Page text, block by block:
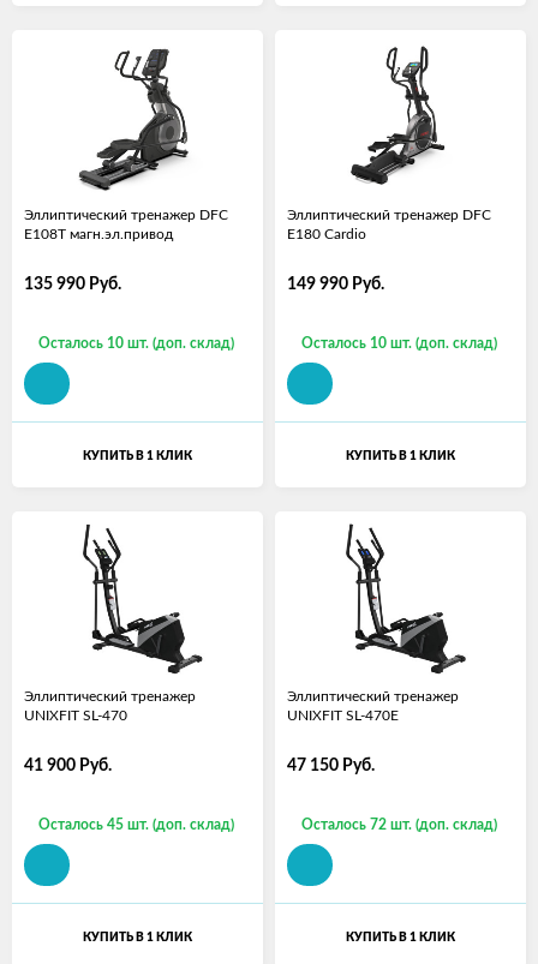
Эллиптический тренажер DFC
E108T магн.эл.привод
135 990 Руб.
Осталось 10 шт. (доп. склад)
КУПИТЬ В 1 КЛИК
Эллиптический тренажер DFC
E180 Cardio
149 990 Руб.
Осталось 10 шт. (доп. склад)
КУПИТЬ В 1 КЛИК
Эллиптический тренажер
UNIXFIT SL-470
41 900 Руб.
Осталось 45 шт. (доп. склад)
КУПИТЬ В 1 КЛИК
Эллиптический тренажер
UNIXFIT SL-470E
47 150 Руб.
Осталось 72 шт. (доп. склад)
КУПИТЬ В 1 КЛИК